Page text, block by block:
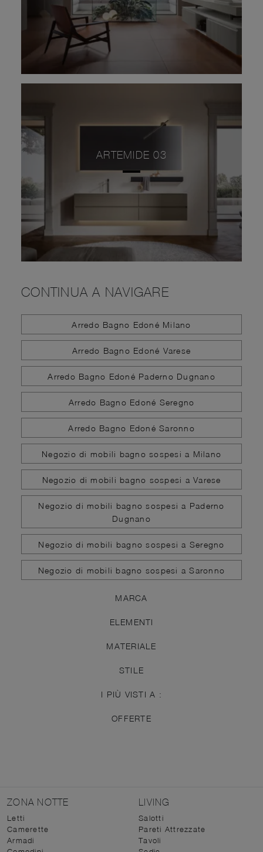
ARTEMIDE 03
CONTINUA A NAVIGARE
Arredo Bagno Edoné Milano
Arredo Bagno Edoné Varese
Arredo Bagno Edoné Paderno Dugnano
Arredo Bagno Edoné Seregno
Arredo Bagno Edoné Saronno
Negozio di mobili bagno sospesi a Milano
Negozio di mobili bagno sospesi a Varese
Negozio di mobili bagno sospesi a Paderno
Dugnano
Negozio di mobili bagno sospesi a Seregno
Negozio di mobili bagno sospesi a Saronno
MARCA
ELEMENTI
MATERIALE
STILE
I PIÙ VISTI A :
OFFERTE
ZONA NOTTE
Letti
Camerette
Armadi
LIVING
Salotti
Pareti Attrezzate
Tavoli